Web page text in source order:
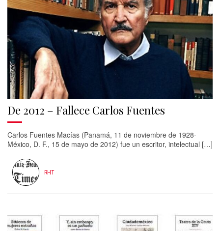
De 2012 – Fallece Carlos Fuentes
Carlos Fuentes Macías (Panamá, 11 de noviembre de 1928-
México, D. F., 15 de mayo de 2012) fue un escritor, intelectual […]
RHT